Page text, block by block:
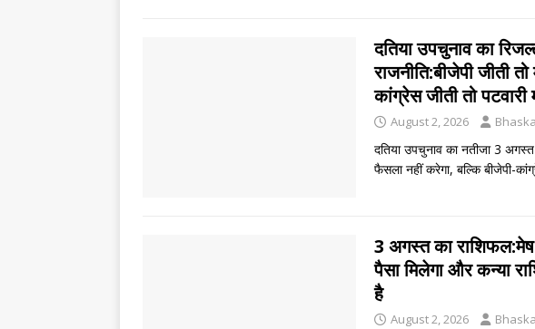
दतिया उपचुनाव का
राजनीति:बीजेपी जीती
कांग्रेस जीती तो
August 2, 2026
दतिया उपचुनाव का नतीजा 3
फैसला नहीं करेगा, बल्कि बीजेपी-
3 अगस्त का
पैसा मिलेगा और कन्या
है
August 2, 2026